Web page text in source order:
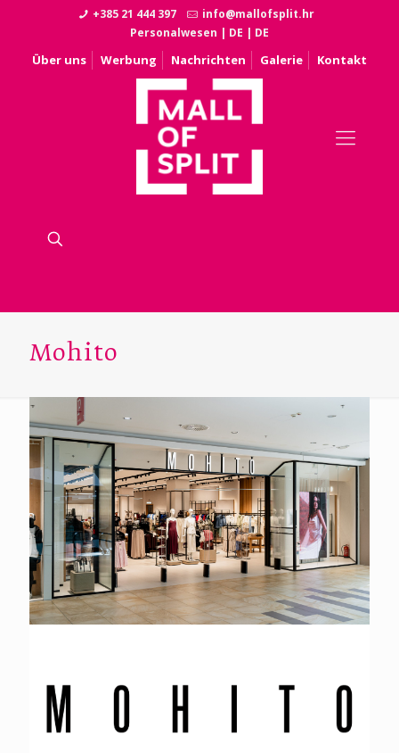
+385 21 444 397
info@mallofsplit.hr
Personalwesen | DE | DE
Über uns Werbung Nachrichten Galerie Kontakt
Mohito